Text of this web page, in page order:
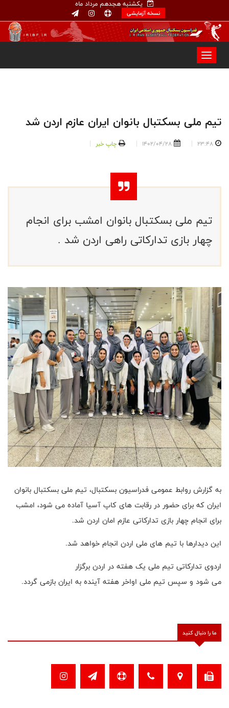
یکشنبه هجدهم مرداد ماه
نسخه آزمایشی
تیم ملی بسکتبال بانوان ایران عازم اردن شد
23:48
1402/04/28 چاپ خبر
تیم ملی بسکتبال بانوان امشب برای انجام
چهار بازی تدارکاتی راهی اردن شد .
به گزارش روابط عمومی فدراسیون بسکتبال، تیم ملی بسکتبال بانوان
ایران که برای حضور در رقابت های کاپ آسیا آماده می شود، امشب
برای انجام چهار بازی تدارکاتی عازم امان اردن شد.
این دیدارها با تیم های ملی اردن انجام خواهد شد.
اردوی تدارکاتی تیم ملی یک هفته در اردن برگزار
می شود و سپس تیم ملی اواخر هفته آینده به ایران بازمی گردد.
ما را دنبال کنید